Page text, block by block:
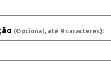
(Opcional, até 9 caracteres):